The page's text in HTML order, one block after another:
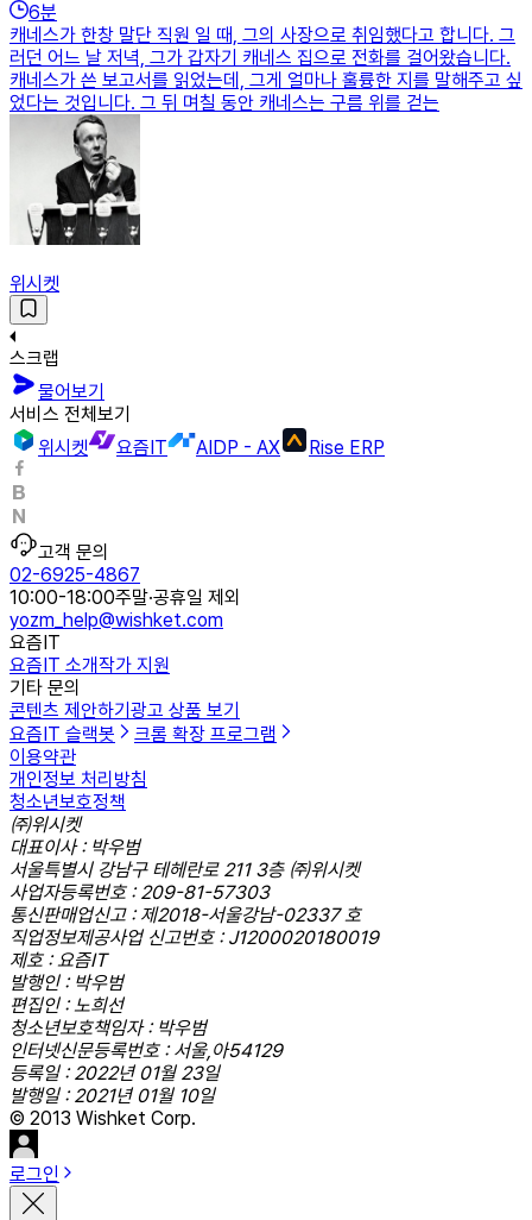
6분
캐네스가 한창 말단 직원 일 때, 그의 사장으로 취임했다고 합니다. 그
러던 어느 날 저녁, 그가 갑자기 캐네스 집으로 전화를 걸어왔습니다.
캐네스가 쓴 보고서를 읽었는데, 그게 얼마나 훌륭한 지를 말해주고 싶
었다는 것입니다. 그 뒤 며칠 동안 캐네스는 구름 위를 걷는
위시켓
스크랩
물어보기
서비스 전체보기
위시켓
요즘IT AIDP - AX Rise ERP
고객 문의
02-6925-4867
10:00-18:00주말·공휴일 제외
yozm_help@wishket.com
요즘IT
요즘IT 소개작가 지원
기타 문의
콘텐츠 제안하기 광고 상품 보기
요즘IT 슬랙봇
크롬 확장 프로그램
이용약관
개인정보 처리방침
청소년보호정책
㈜위시켓
대표이사 : 박우범
서울특별시 강남구 테헤란로 211 3층 ㈜위시켓
사업자등록번호 : 209-81-57303
통신판매업신고 : 제2018-서울강남-02337 호
직업정보제공사업 신고번호 : J1200020180019
제호 : 요즘IT
발행인 : 박우범
편집인 : 노희선
청소년보호책임자 : 박우범
인터넷신문등록번호 : 서울,아54129
등록일 : 2022년 01월 23일
발행일 : 2021년 01월 10일
© 2013 Wishket Corp.
로그인